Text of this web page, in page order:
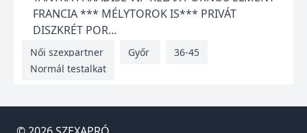
FRANCIA *** MÉLYTOROK IS*** PRIVÁT
DISZKRÉT POR...
Női szexpartner Győr
36-45
Normál testalkat